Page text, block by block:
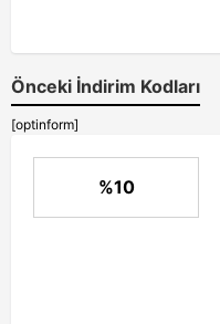
Önceki İndirim Kodları
[optinform]
%10